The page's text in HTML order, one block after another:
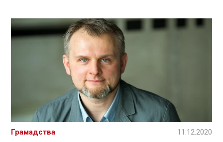
Грамадства 11.12.2020